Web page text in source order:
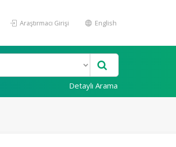
Araştırmacı Girişi English
Detaylı Arama